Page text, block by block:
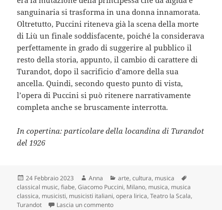
sanguinaria si trasforma in una donna innamorata.
Oltretutto, Puccini riteneva già la scena della morte
di Liù un finale soddisfacente, poiché la considerava
perfettamente in grado di suggerire al pubblico il
resto della storia, appunto, il cambio di carattere di
Turandot, dopo il sacrificio d’amore della sua
ancella. Quindi, secondo questo punto di vista,
l’opera di Puccini si può ritenere narrativamente
completa anche se bruscamente interrotta.
In copertina: particolare della locandina di Turandot
del 1926
Scritto
il
24 Febbraio 2023 Autore
Anna Categorie
arte,cultura, musica
classical music,fiabe,Giacomo Puccini, Milano, musica, musica
classica, musicisti, musicisti italiani,opera lirica,Teatro la Scala,
Turandot
Lascia un commentosu Opera al nero #5. Turandot: la